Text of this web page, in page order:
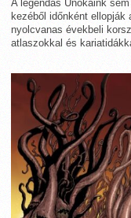
A legendás Unokáink
kezéből időnként
nyolcvanas évekbeli
atlaszokkal és